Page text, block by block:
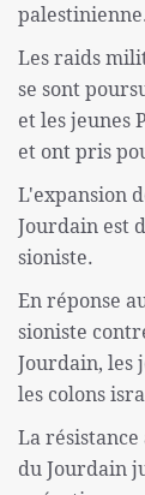
Les raids
se sont
et les jeunes
et ont pris
L'expansion
Jourdain est
sioniste.
En réponse
sioniste
Jourdain, les
les colons
La
du Jourdain